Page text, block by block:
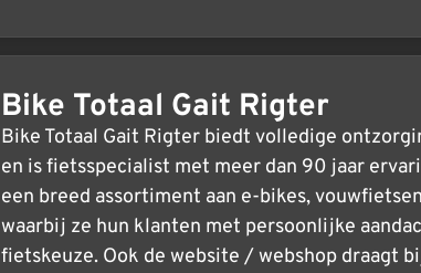
Bike Totaal Gait Rigter
Bike Totaal Gait Rigter biedt volledige
en is fietsspecialist met meer dan 90 jaar
een breed assortiment aan e-bikes,
waarbij ze hun klanten met persoonlijke
fietskeuze. Ook de website / webshop draagt